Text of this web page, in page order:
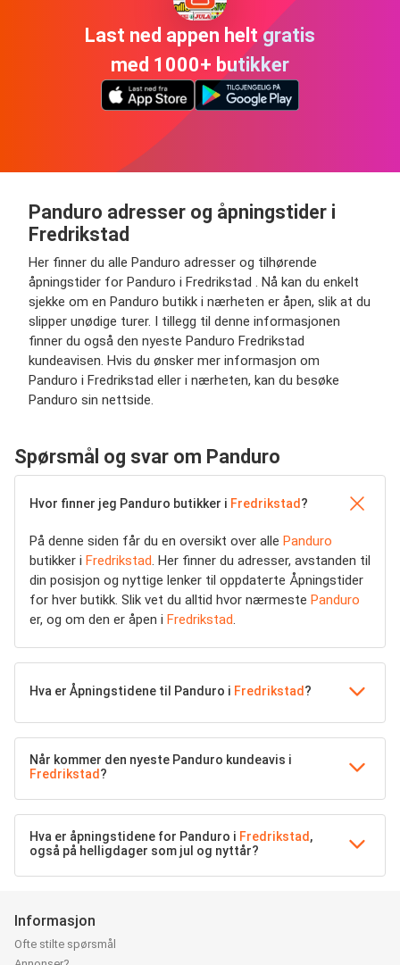
Last ned appen helt gratis
med 1000+ butikker
Panduro adresser og åpningstider i
Fredrikstad
Her finner du alle Panduro adresser og tilhørende
åpningstider for Panduro i Fredrikstad . Nå kan du enkelt
sjekke om en Panduro butikk i nærheten er åpen, slik at du
slipper unødige turer. I tillegg til denne informasjonen
finner du også den nyeste Panduro Fredrikstad
kundeavisen. Hvis du ønsker mer informasjon om
Panduro i Fredrikstad eller i nærheten, kan du besøke
Panduro sin nettside.
Spørsmål og svar om Panduro
Hvor finner jeg Panduro butikker i Fredrikstad ?
På denne siden får du en oversikt over alle Panduro
butikker i Fredrikstad. Her finner du adresser, avstanden til
din posisjon og nyttige lenker til oppdaterte Åpningstider
for hver butikk. Slik vet du alltid hvor nærmeste Panduro
er, og om den er åpen i Fredrikstad.
Hva er Åpningstidene til Panduro i Fredrikstad ?
Når kommer den nyeste Panduro kundeavis i
Fredrikstad ?
Hva er åpningstidene for Panduro i Fredrikstad ,
også på helligdager som jul og nyttår?
Informasjon
Ofte stilte spørsmål